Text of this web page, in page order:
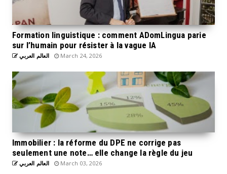
Formation linguistique : comment ADomLingua parie
sur l’humain pour résister à la vague IA
العالم العربي March 24, 2026
Immobilier : la réforme du DPE ne corrige pas
seulement une note… elle change la règle du jeu
العالم العربي March 03, 2026